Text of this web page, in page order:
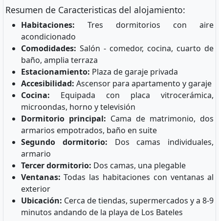
Resumen de Caracteristicas del alojamiento:
Habitaciones: Tres dormitorios con aire
acondicionado
Comodidades: Salón - comedor, cocina, cuarto de
baño, amplia terraza
Estacionamiento: Plaza de garaje privada
Accesibilidad: Ascensor para apartamento y garaje
Cocina: Equipada con placa vitrocerámica,
microondas, horno y televisión
Dormitorio principal: Cama de matrimonio, dos
armarios empotrados, baño en suite
Segundo dormitorio: Dos camas individuales,
armario
Tercer dormitorio: Dos camas, una plegable
Ventanas: Todas las habitaciones con ventanas al
exterior
Ubicación: Cerca de tiendas, supermercados y a 8-9
minutos andando de la playa de Los Bateles